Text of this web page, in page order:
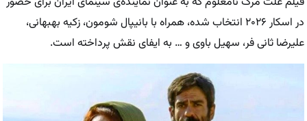
در اسکار ۲۰۲۶ انتخاب شده، همراه با بانیپال شومون، زکیه بهبهانی،
علیرضا ثانی فر، سهیل باوی و … به ایفای نقش پرداخته است.